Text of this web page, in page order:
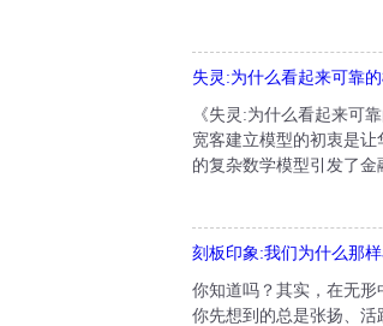
失灵:为什么看起来可靠
《失灵:为什么看起来可
宽客建立模型的初衷是
的复杂数学模型引发了金
刻板印象:我们为什么那
你知道吗？其实，在无
你先想到的总是张扬、